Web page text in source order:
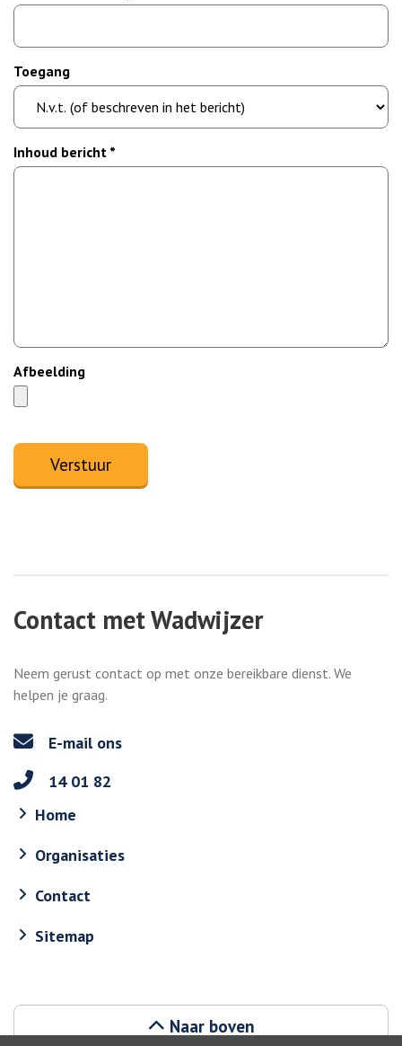
Toegang
Inhoud bericht *
Afbeelding
Verstuur
Contact met Wadwijzer
Neem gerust contact op met onze bereikbare dienst. We
helpen je graag.
E-mail ons
14 01 82
Home
Organisaties
Contact
Sitemap
Naar boven